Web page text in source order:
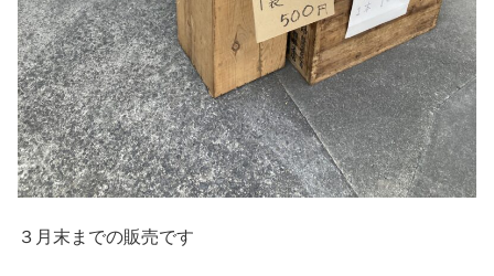
３月末までの販売です